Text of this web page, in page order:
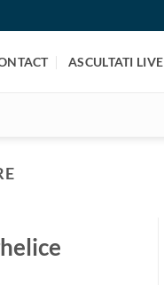
ASCULTATI LIVE